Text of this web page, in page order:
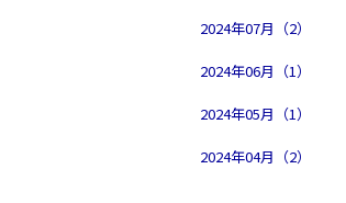
2024年07月（2）
2024年06月（1）
2024年05月（1）
2024年04月（2）